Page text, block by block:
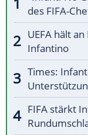
des FIFA-
UEFA hält
Infantino
Times:
FIFA stärkt